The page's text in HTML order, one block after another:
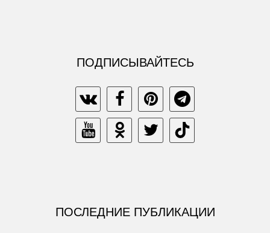
ПОДПИСЫВАЙТЕСЬ
ПОСЛЕДНИЕ ПУБЛИКАЦИИ